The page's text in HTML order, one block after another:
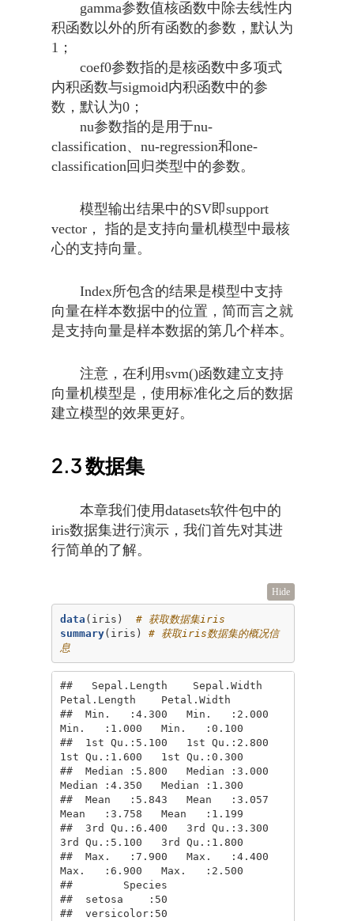
gamma参数值核函数中除去线性内
积函数以外的所有函数的参数，默认为
1；
coef0参数指的是核函数中多项式
内积函数与sigmoid内积函数中的参
数，默认为0；
nu参数指的是用于nu-
classification、nu-regression和one-
classification回归类型中的参数。
模型输出结果中的SV即support
vector， 指的是支持向量机模型中最核
心的支持向量。
Index所包含的结果是模型中支持
向量在样本数据中的位置，简而言之就
是支持向量是样本数据的第几个样本。
注意，在利用svm()函数建立支持
向量机模型是，使用标准化之后的数据
建立模型的效果更好。
2.3数据集
本章我们使用datasets软件包中的
iris数据集进行演示，我们首先对其进
行简单的了解。
Hide
data (iris) # 获取数据集iris
summary(iris) # 获取iris数据集的概况信
息
##   Sepal.Length    Sepal.Width
Petal.Length    Petal.Width
##  Min.   :4.300   Min.   :2.000
Min.   :1.000   Min.   :0.100
##  1st Qu.:5.100   1st Qu.:2.800
1st Qu.:1.600   1st Qu.:0.300
##  Median :5.800   Median :3.000
Median :4.350   Median :1.300
##  Mean   :5.843   Mean   :3.057
Mean   :3.758   Mean   :1.199
##  3rd Qu.:6.400   3rd Qu.:3.300
3rd Qu.:5.100   3rd Qu.:1.800
##  Max.   :7.900   Max.   :4.400
Max.   :6.900   Max.   :2.500
##        Species
##  setosa    :50
##  versicolor:50